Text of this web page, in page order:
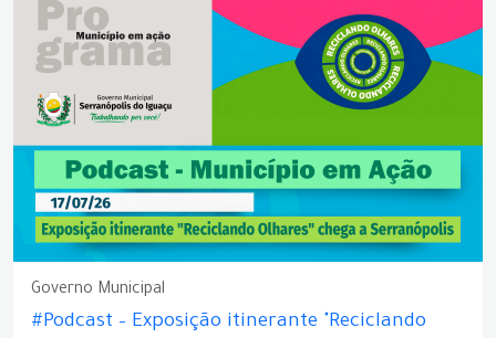
Governo Municipal
#Podcast – Exposição itinerante "Reciclando